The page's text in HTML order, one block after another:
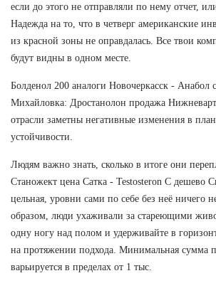
если до этого не отправляли по нему отчет,
Надежда на то, что в четверг американские
из красной зоны не оправдалась. Все твои
будут видны в одном месте.
Болденол 200 аналоги Новочеркасск - Анабол
Михайловка: Дростанолон продажа
отрасли заметны негативные изменения в
устойчивости.
Людям важно знать, сколько в итоге они
Станожект цена Сатка - Testosteron C дешево
цельная, уровни сами по себе без неё ничего
образом, люди ухаживали за стареющими
одну ногу над полом и удерживайте в
на протяжении подхода. Минимальная сумма
варьируется в пределах от 1 тыс.